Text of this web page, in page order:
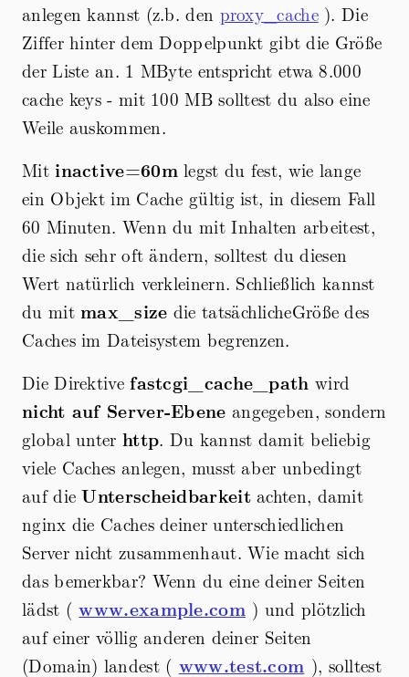
anlegen kannst (z.b. den proxy_cache). Die
Ziffer hinter dem Doppelpunkt gibt die Größe
der Liste an. 1 MByte entspricht etwa 8.000
cache keys - mit 100 MB solltest du also eine
Weile auskommen.
Mit inactive=60mlegst du fest, wie lange
ein Objekt im Cache gültig ist, in diesem Fall
60 Minuten. Wenn du mit Inhalten arbeitest,
die sich sehr oft ändern, solltest du diesen
Wert natürlich verkleinern. Schließlich kannst
du mitmax_size die tatsächlicheGröße des
Caches im Dateisystem begrenzen.
Die Direktivefastcgi_cache_path wird
nicht auf Server-Ebene angegeben, sondern
global unter http. Du kannst damit beliebig
viele Caches anlegen, musst aber unbedingt
auf dieUnterscheidbarkeitachten, damit
nginx die Caches deiner unterschiedlichen
Server nicht zusammenhaut. Wie macht sich
das bemerkbar? Wenn du eine deiner Seiten
lädst ( www.example.com ) und plötzlich
auf einer völlig anderen deiner Seiten
(Domain) landest ( www.test.com ), solltest